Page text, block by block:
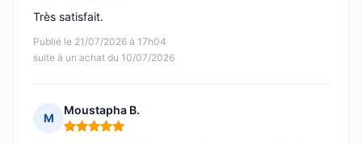
Publié le 21/07/2026 à 17h04
suite à un achat du 10/07/2026
Très satisfait.
M
Moustapha B.
Note : 5 sur 5